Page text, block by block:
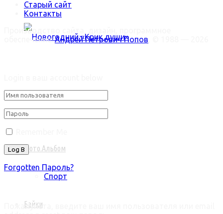
Trending Метки
Фото.Альбом
Спорт
Байки
Старый сайт
Контакты
Производство сайта, дизайн, программное
обеспечение:Андрей Петрович Попов
Forgotten Пароль?
Пожалуйста, введите ваш имя пользователя или email